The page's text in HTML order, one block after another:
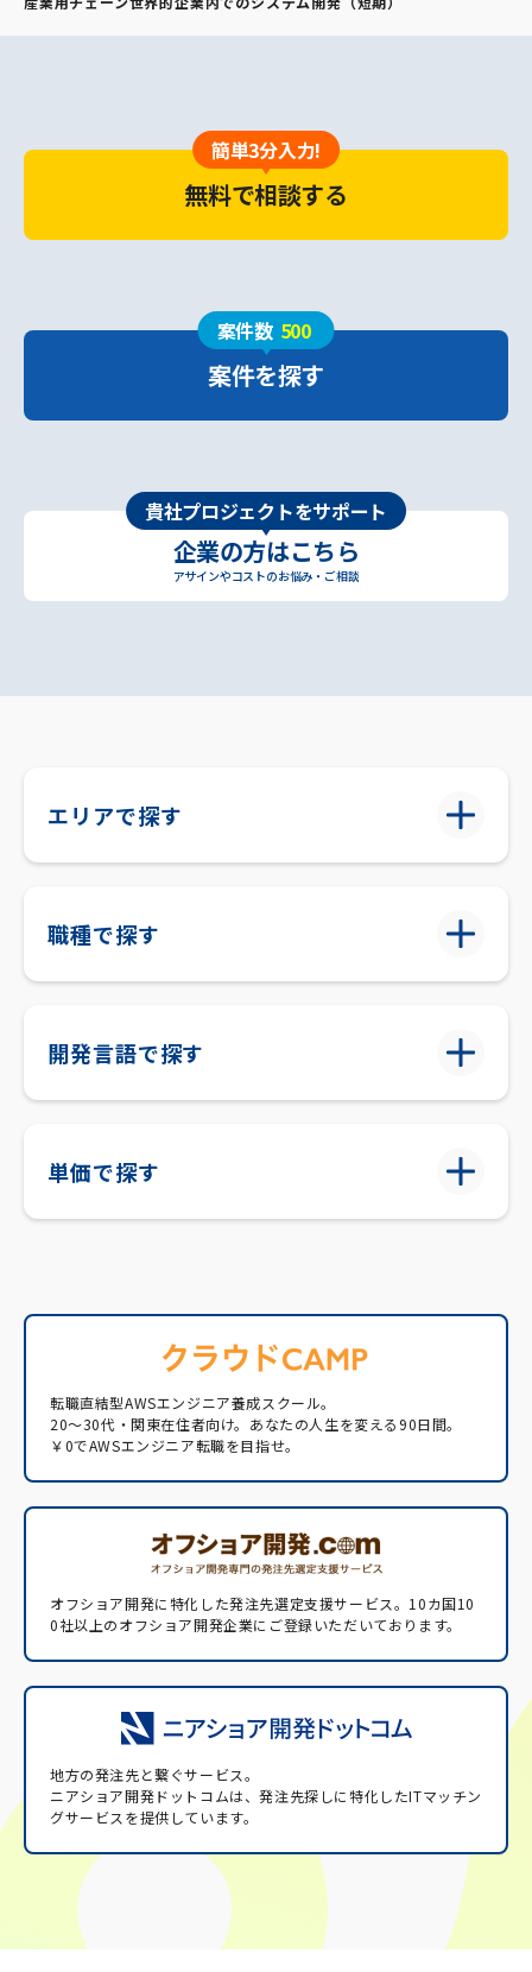
簡単3分入力!
無料で相談する
案件数 500
案件を探す
貴社プロジェクトをサポート
企業の方はこちら
アサインやコストのお悩み・ご相談
エリアで探す
職種で探す
開発言語で探す
単価で探す
転職直結型AWSエンジニア養成スクール。
20〜30代・関東在住者向け。あなたの人生を変える90日間。
￥0でAWSエンジニア転職を目指せ。
オフショア開発に特化した発注先選定支援サービス。 10カ国10
0社以上のオフショア開発企業にご登録いただいております。
地方の発注先と繋ぐサービス。
ニアショア開発ドットコムは、発注先探しに特化したITマッチン
グサービスを提供しています。